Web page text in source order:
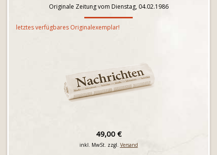
Originale Zeitung vom Dienstag, 04.02.1986
letztes verfügbares Originalexemplar!
49,00 €
inkl. MwSt. zzgl. Versand